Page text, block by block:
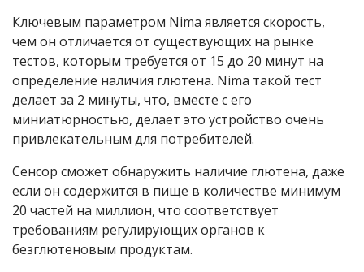
Ключевым параметром Nima является скорость,
чем он отличается от существующих на рынке
тестов, которым требуется от 15 до 20 минут на
определение наличия глютена. Nima такой тест
делает за 2 минуты, что, вместе с его
миниатюрностью, делает это устройство очень
привлекательным для потребителей.
Сенсор сможет обнаружить наличие глютена, даже
если он содержится в пище в количестве минимум
20 частей на миллион, что соответствует
требованиям регулирующих органов к
безглютеновым продуктам.